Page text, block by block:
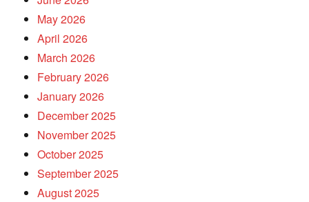
May 2026
April 2026
March 2026
February 2026
January 2026
December 2025
November 2025
October 2025
September 2025
August 2025